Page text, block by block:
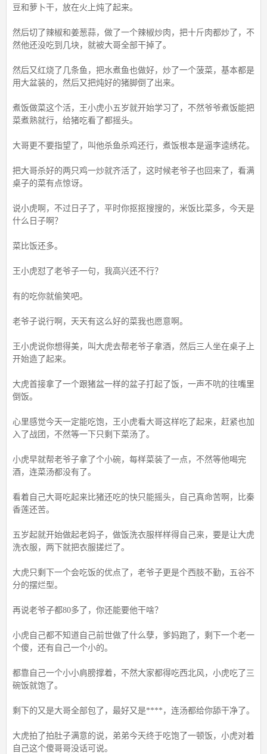
豆和萝卜干，放在火上炖了起来。
然后切了辣椒和姜葱蒜，做了一个辣椒炒肉，把十斤肉都炒了，不
然他还没吃到几块，就被大哥全部干掉了。
然后又红烧了几条鱼，把水煮鱼也做好，炒了一个菠菜，基本都是
用大盆装的，然后又把炖好的猪脚倒了出来。
煮饭做菜这个活，王小虎小五岁就开始学习了，不然爷爷煮饭能把
菜煮熟就行，给猪吃看了都摇头。
大哥更不要指望了，叫他杀鱼杀鸡还行，煮饭根本是逼李逵绣花。
把大哥杀好的两只鸡一炒就齐活了，这时候老爷子也回来了，看满
桌子的菜有点惊讶。
说小虎啊，不过日子了，平时你抠抠搜搜的，米饭比菜多，今天是
什么日子啊？
菜比饭还多。
王小虎怼了老爷子一句，我高兴还不行？
有的吃你就偷笑吧。
老爷子说行啊，天天有这么好的菜我也愿意啊。
王小虎说你想得美，叫大虎去帮老爷子拿酒，然后三人坐在桌子上
开始造了起来。
大虎首接拿了一个跟猪盆一样的盆子打起了饭，一声不吭的往嘴里
倒饭。
心里感觉今天一定能吃饱，王小虎看大哥这样吃了起来，赶紧也加
入了战团，不然等一下只剩下菜汤了。
小虎早就帮老爷子拿了个小碗，每样菜装了一点，不然等他喝完
酒，连菜汤都没有了。
看着自己大哥吃起来比猪还吃的快只能摇头，自己真命苦啊，比秦
香莲还苦。
五岁起就开始做起老妈子，做饭洗衣服样样得自己来，要是让大虎
洗衣服，两下就把衣服搓烂了。
大虎只剩下一个会吃饭的优点了，老爷子更是个西肢不勤，五谷不
分的摆烂型。
再说老爷子都80多了，你还能要他干啥？
小虎自己都不知道自己前世做了什么孽，爹妈跑了，剩下一个老一
个傻，还有自己一个小的。
都靠自己一个小小肩膀撑着，不然大家都得吃西北风，小虎吃了三
碗饭就饱了。
剩下的又是大哥全部包了，最好又是****，连汤都给你舔干净了。
大虎拍了拍肚子满意的说，弟弟今天终于吃饱了一顿饭，小虎对着
自己这个傻哥哥没话可说。